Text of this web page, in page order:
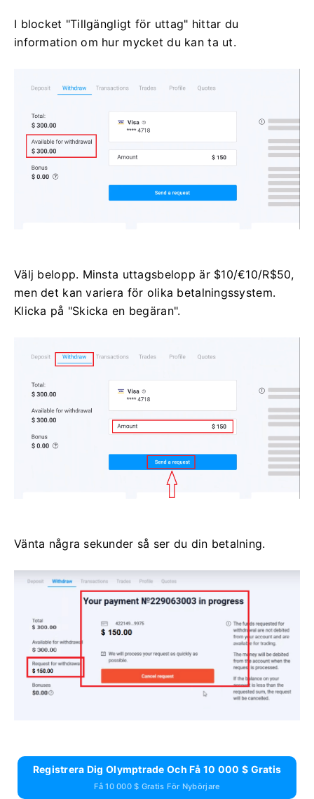
I blocket "Tillgängligt för uttag" hittar du
information om hur mycket du kan ta ut.
Välj belopp. Minsta uttagsbelopp är $10/€10/R$50,
men det kan variera för olika betalningssystem.
Klicka på "Skicka en begäran".
Vänta några sekunder så ser du din betalning.
Registrera Dig Olymptrade Och Få 10 000 $ Gratis
Få 10 000 $ Gratis För Nybörjare